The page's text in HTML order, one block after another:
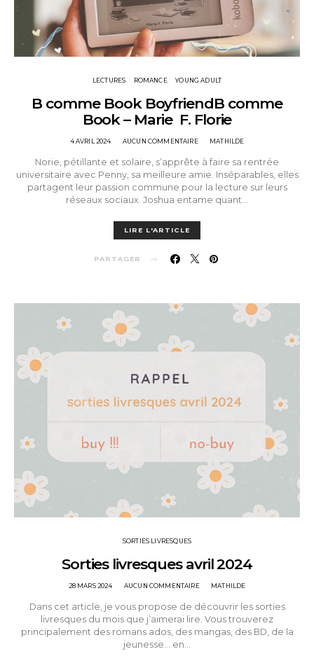
LECTURES ROMANCE YOUNG ADULT
B comme Book BoyfriendB comme
Book – Marie F. Florie
POSTED
4 AVRIL 2024 AUCUN COMMENTAIRE MATHILDE
Norie, pétillante et solaire, s’apprête à faire sa rentrée
universitaire avec Penny, sa meilleure amie. Inséparables, elles
partagent leur passion commune pour la lecture sur leurs
réseaux sociaux. Joshua entame quant…
LIRE L'ARTICLE
PARTAGER
SORTIES LIVRESQUES
Sorties livresques avril 2024
POSTED
28 MARS 2024 AUCUN COMMENTAIRE MATHILDE
Dans cet article, je vous propose de découvrir les sorties
livresques du mois que j’aimerai lire. Vous trouverez
principalement des romans ados, des mangas, des BD, de la
jeunesse… en…